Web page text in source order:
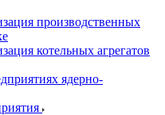
производственных
котельных агрегатов
ядерно-